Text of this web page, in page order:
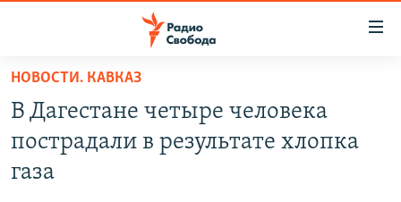
упрощенного
доступа
основному
ПОДКАСТЫ
АВТОРСКИЕ ПРОЕКТЫ
НОВОСТИ. КАВКАЗ
В Дагестане четыре человека
пострадали в результате хлопка
газа